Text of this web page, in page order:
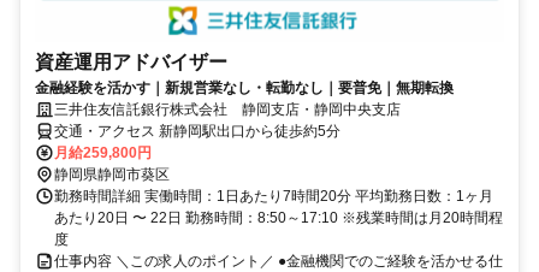
資産運用アドバイザー
金融経験を活かす｜新規営業なし・転勤なし｜要普免｜無期転換
三井住友信託銀行株式会社 静岡支店・静岡中央支店
交通・アクセス 新静岡駅出口から徒歩約5分
月給259,800円
静岡県静岡市葵区
勤務時間詳細 実働時間：1日あたり7時間20分 平均勤務日数：1ヶ月
あたり20日 〜 22日 勤務時間：8:50～17:10 ※残業時間は月20時間程
度
仕事内容 ＼この求人のポイント／ ●金融機関でのご経験を活かせる仕